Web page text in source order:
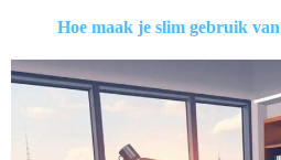
Hoe maak je slim gebruik